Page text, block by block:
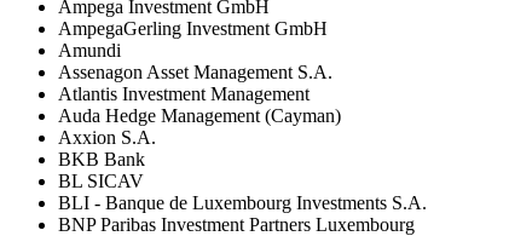
Ampega Investment GmbH
AmpegaGerling Investment GmbH
Amundi
Assenagon Asset Management S.A.
Atlantis Investment Management
Auda Hedge Management (Cayman)
Axxion S.A.
BKB Bank
BL SICAV
BLI - Banque de Luxembourg Investments S.A.
BNP Paribas Investment Partners Luxembourg